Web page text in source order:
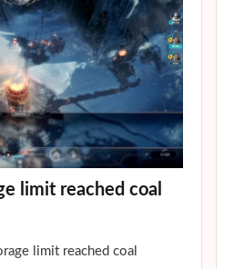
limit reached coal
limit reached coal